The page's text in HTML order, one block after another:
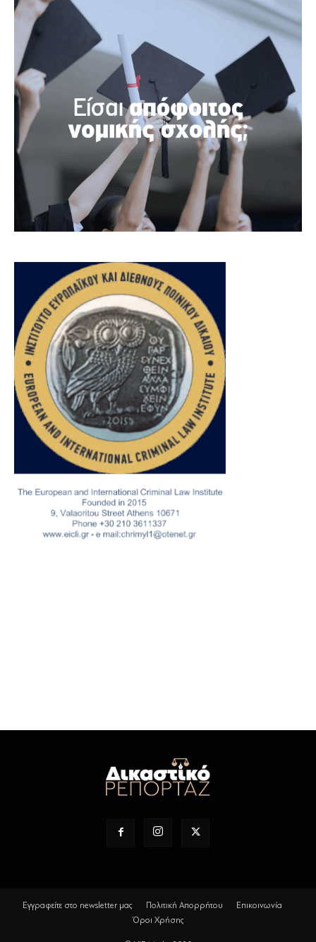
Εγγραφείτε στο newsletter μας Πολιτική Απορρήτου
Επικοινωνία
Όροι Χρήσης